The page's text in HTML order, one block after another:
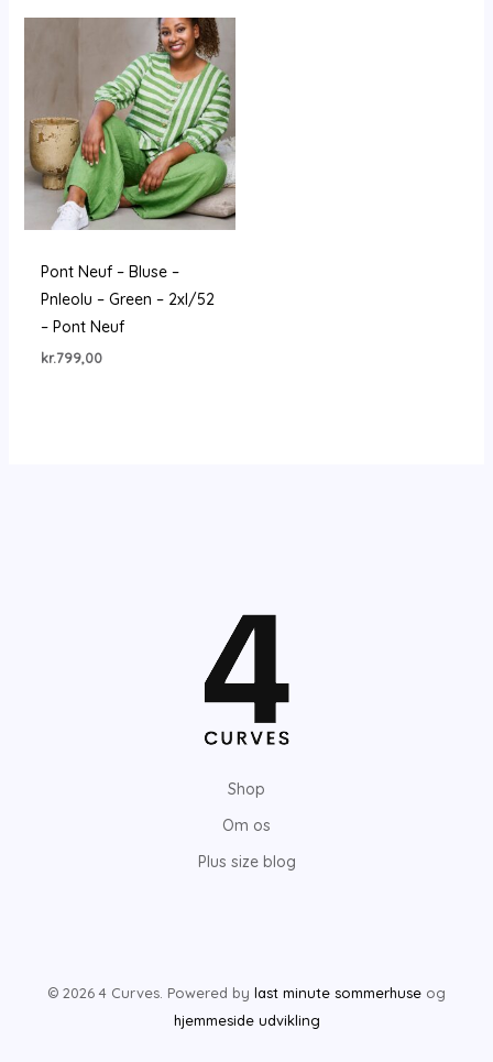
Pont Neuf – Bluse –
Pnleolu – Green – 2xl/52
– Pont Neuf
kr.799,00
Shop
Om os
Plus size blog
© 2026 4 Curves. Powered by last minute sommerhuse og
hjemmeside udvikling